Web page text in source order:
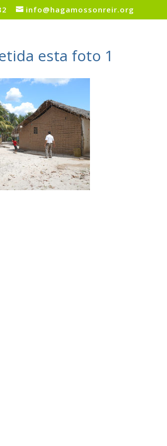
info@hagamossonreir.org
esta foto 1